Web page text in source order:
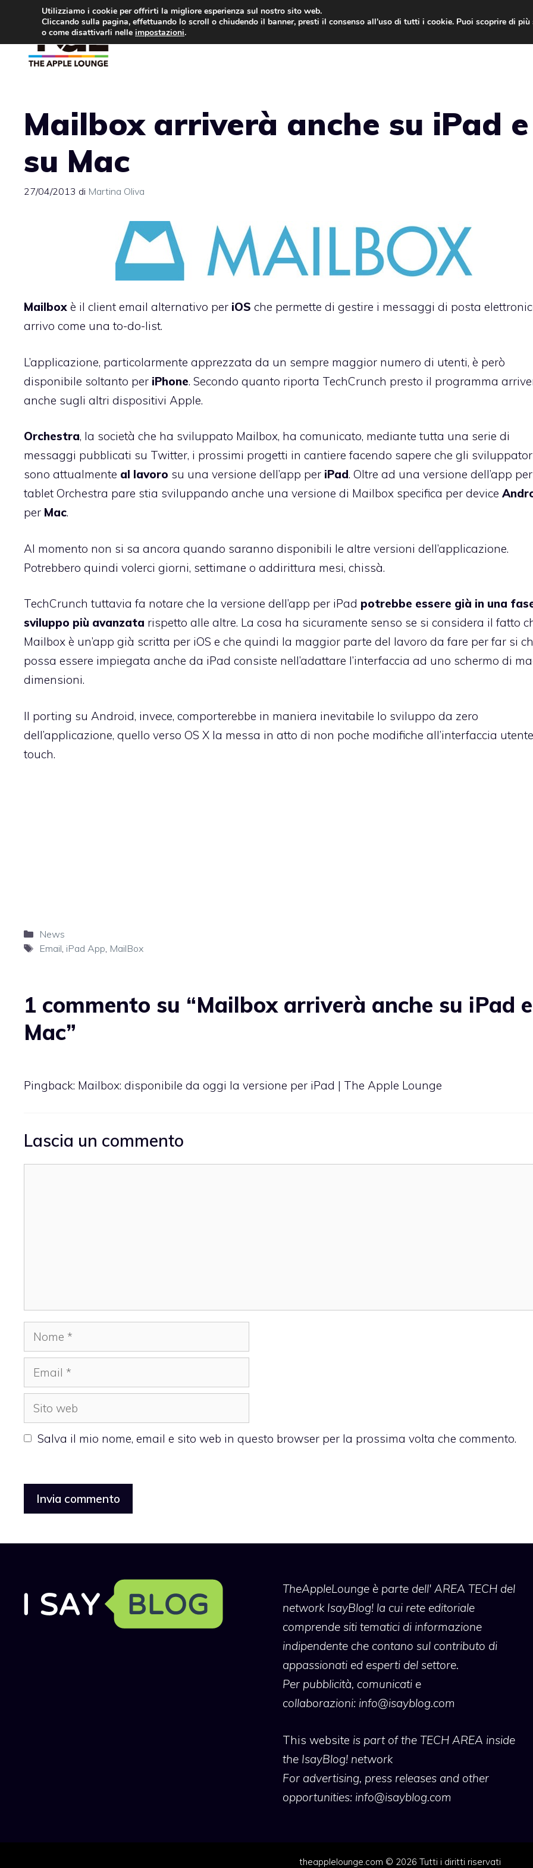
contenuto
Mailbox arriverà anche su iPad e
su Mac
27/04/2013 di Martina Oliva
Mailbox è il client email alternativo per iOS che permette di gestire i messaggi di posta
arrivo come una to-do-list.
L’applicazione, particolarmente apprezzata da un sempre maggior numero di utenti, è però
disponibile soltanto per iPhone. Secondo quanto riporta TechCrunch presto il programma
anche sugli altri dispositivi Apple.
Orchestra, la società che ha sviluppato Mailbox, ha comunicato, mediante tutta una serie di
messaggi pubblicati su Twitter, i prossimi progetti in cantiere facendo sapere che gli
sono attualmente al lavoro su una versione dell’app per iPad. Oltre ad una versione dell’app
tablet Orchestra pare stia sviluppando anche una versione di Mailbox specifica per device
per Mac.
Al momento non si sa ancora quando saranno disponibili le altre versioni dell’applicazione.
Potrebbero quindi volerci giorni, settimane o addirittura mesi, chissà.
TechCrunch tuttavia fa notare che la versione dell’app per iPad potrebbe essere già in una
sviluppo più avanzata rispetto alle altre. La cosa ha sicuramente senso se si considera il fatto
Mailbox è un’app già scritta per iOS e che quindi la maggior parte del lavoro da fare per far si
possa essere impiegata anche da iPad consiste nell’adattare l’interfaccia ad uno schermo di
dimensioni.
Il porting su Android, invece, comporterebbe in maniera inevitabile lo sviluppo da zero
dell’applicazione, quello verso OS X la messa in atto di non poche modifiche all’interfaccia utente
touch.
Categorie
News
Tag
Email, iPad App, MailBox
1 commento su “Mailbox arriverà anche su iPad
Mac”
Pingback: Mailbox: disponibile da oggi la versione per iPad | The Apple Lounge
Lascia un commento
Nome
Email
Sito
web
Salva il mio nome, email e sito web in questo browser per la prossima volta che commento.
TheAppleLoungeè parte dell' AREA TECH del
network IsayBlog! la cui rete editoriale
comprende siti tematici di informazione
indipendente che contano sul contributo di
appassionati ed esperti del settore.
Per pubblicità, comunicati e
collaborazioni: info@isayblog.com
This website is part of the TECH AREA inside
the IsayBlog! network
For advertising, press releases and other
opportunities: info@isayblog.com
theapplelounge.com © 2026 Tutti i diritti riservati
Utilizziamo i cookie per offrirti la migliore esperienza sul nostro sito web.
Cliccando sulla pagina, effettuando lo scroll o chiudendo il banner, presti il consenso all’uso di tutti i cookie. Puoi scoprire di
o come disattivarli nelle impostazioni.